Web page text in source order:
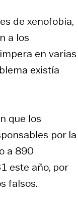
de xenofobia,
a los
en varias
existía
que los
por la
a 890
este año, por
falsos.